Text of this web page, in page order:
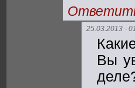
25.03.2013 -
Вы